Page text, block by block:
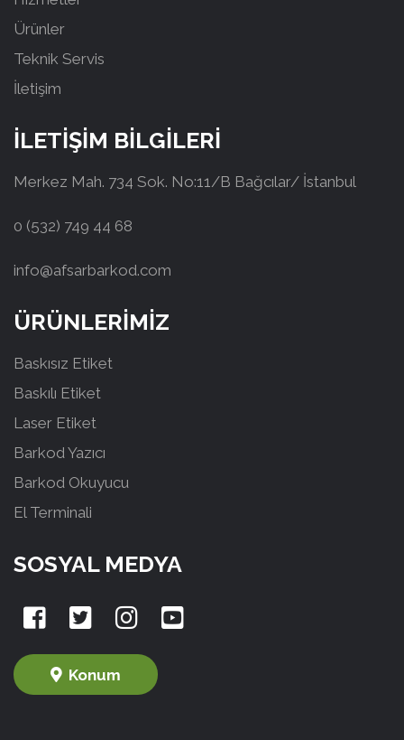
Ürünler
Teknik Servis
İletişim
İLETİŞİM BİLGİLERİ
Merkez Mah. 734 Sok. No:11/B Bağcılar/ İstanbul
0 (532) 749 44 68
info@afsarbarkod.com
ÜRÜNLERİMİZ
Baskısız Etiket
Baskılı Etiket
Laser Etiket
Barkod Yazıcı
Barkod Okuyucu
El Terminali
SOSYAL MEDYA
Konum